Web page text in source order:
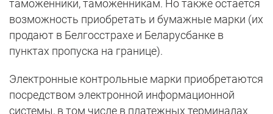
таможенники, таможенникам. Но также остается
возможность приобретать и бумажные марки (их
продают в Белгосстрахе и Беларусбанке в
пунктах пропуска на границе).
Электронные контрольные марки приобретаются
посредством электронной информационной
системы, в том числе в платежных терминалах